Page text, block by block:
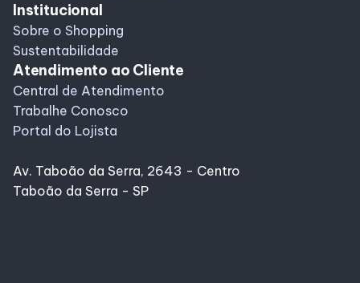
Institucional
Sobre o Shopping
Sustentabilidade
Atendimento ao Cliente
Central de Atendimento
Trabalhe Conosco
Portal do Lojista
Av. Taboão da Serra, 2643 - Centro
Taboão da Serra - SP